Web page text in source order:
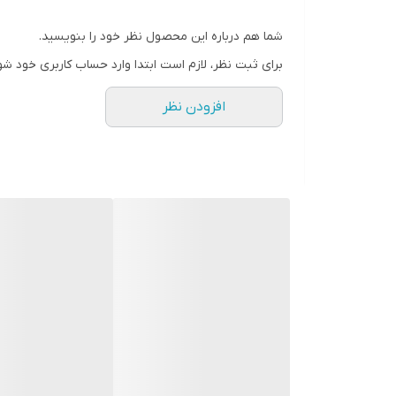
شما هم درباره این محصول نظر خود را بنویسید.
برای ثبت نظر، لازم است ابتدا وارد حساب کاربری خود
افزودن نظر